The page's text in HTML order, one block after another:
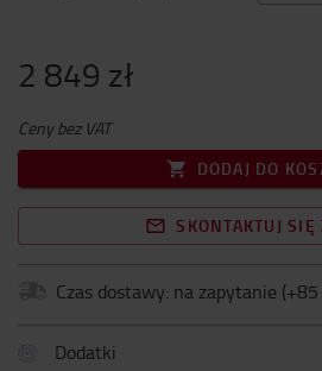
2 849 zł
Ceny bez VAT
DODAJ DO
SKONTAKTUJ
Czas dostawy: na zapytanie (+85
Dodatki